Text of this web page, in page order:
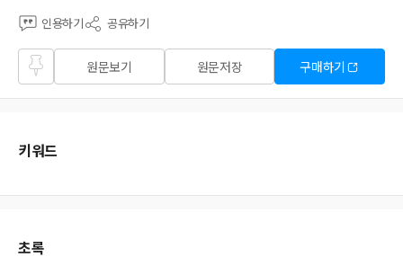
인용하기 공유하기
즐겨
찾기
원문보기 원문저장 구매하기
키워드
초록